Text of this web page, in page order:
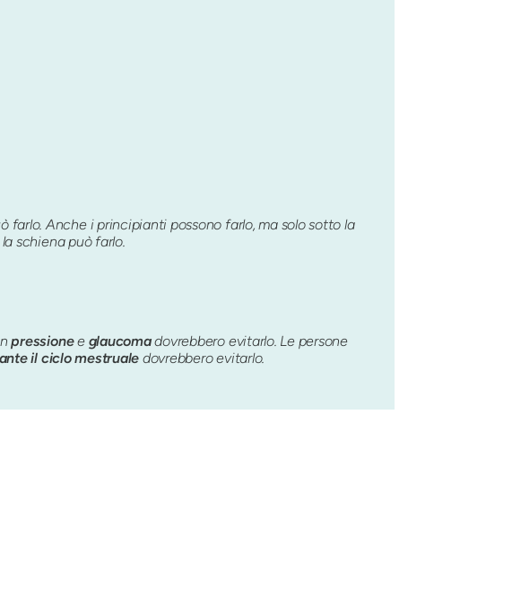
Anche i principianti possono farlo, ma solo sotto la
schiena può farlo.
pressionee glaucomadovrebbero evitarlo. Le persone
il ciclo mestruale dovrebbero evitarlo.